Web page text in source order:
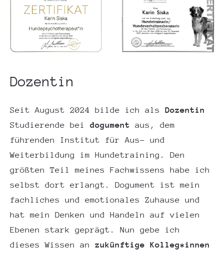
Dozentin
Seit August 2024 bilde ich als Dozentin
Studierende bei dogument
aus, dem
führenden Institut für Aus- und
Weiterbildung im Hundetraining. Den
größten Teil meines Fachwissens habe ich
selbst dort erlangt. Dogument ist mein
fachliches und emotionales Zuhause und
hat mein Denken und Handeln auf vielen
Ebenen stark geprägt. Nun gebe ich
dieses Wissen an zukünftige Kolleg*innen